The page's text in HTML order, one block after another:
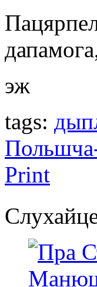
эж
tags:
Print